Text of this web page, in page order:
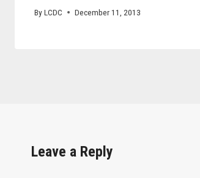
ByLCDC December 11, 2013
Leave a Reply